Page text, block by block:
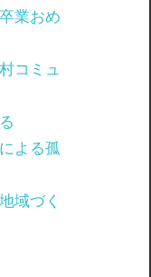
業おめ
コミュ
よる孤
域づく